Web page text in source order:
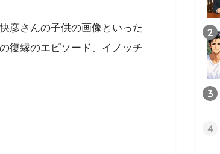
彦さんの子供の画像といった
復縁のエピソード、イノッチ
2
3
4